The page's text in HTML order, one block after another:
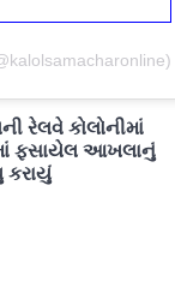
રેલવે કોલોનીમાં
ફસાયેલ આખલાનું
કરાયું